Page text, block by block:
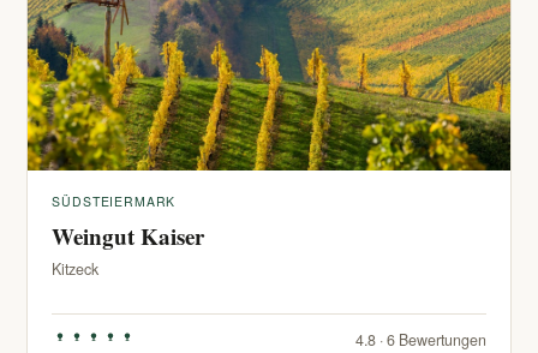
SÜDSTEIERMARK
Weingut Kaiser
Kitzeck
4.8 · 6 Bewertungen